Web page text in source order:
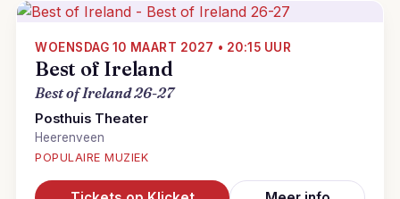
WOENSDAG 10 MAART 2027 • 20:15 UUR
Best of Ireland
Best of Ireland 26-27
Posthuis Theater
Heerenveen
POPULAIRE MUZIEK